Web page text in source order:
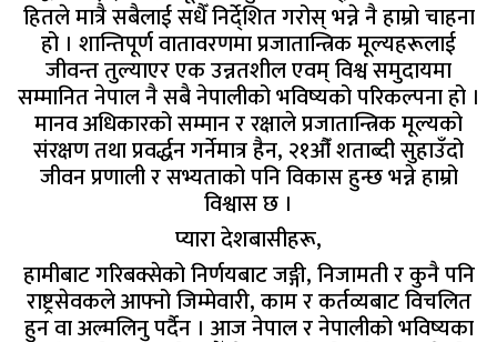
हितले मात्रै सबैलाई सधैँ निर्दे्शित गरोस् भन्ने नै हाम्रो चाहना
हो । शान्तिपूर्ण वातावरणमा प्रजातान्त्रिक मूल्यहरूलाई
जीवन्त तुल्याएर एक उन्नतशील एवम् विश्व समुदायमा
सम्मानित नेपाल नै सबै नेपालीको भविष्यको परिकल्पना हो ।
मानव अधिकारको सम्मान र रक्षाले प्रजातान्त्रिक मूल्यको
संरक्षण तथा प्रवर्द्धन गर्नेमात्र हैन, २१औँ शताब्दी सुहाउँदो
जीवन प्रणाली र सभ्यताको पनि विकास हुन्छ भन्ने हाम्रो
विश्वास छ ।
प्यारा देशबासीहरू,
हामीबाट गरिबक्सेको निर्णयबाट जङ्गी, निजामती र कुनै पनि
राष्ट्रसेवकले आफ्नो जिम्मेवारी, काम र कर्तव्यबाट विचलित
हुन वा अल्मलिनु पर्दैन । आज नेपाल र नेपालीको भविष्यका